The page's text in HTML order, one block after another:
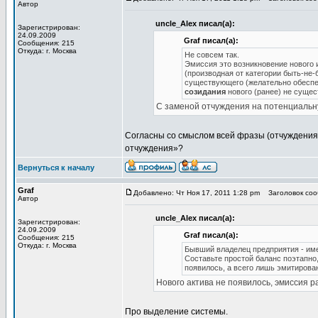
Автор
Зарегистрирован:
24.09.2009
Сообщения: 215
Откуда: г. Москва
uncle_Alex писал(а):
Graf писал(а):
Не совсем так.
Эмиссия это возникновение
(производная от категории быть-
существующего (желательно
созидания нового (ранее) не
С заменой отчуждения на
Согласны со смыслом всей фразы
отчуждения»?
Вернуться к началу
Graf
Автор
Зарегистрирован:
24.09.2009
Сообщения: 215
Откуда: г. Москва
Добавлено: Чт Ноя 17, 2011 1:28 pm Заголовок
uncle_Alex писал(а):
Graf писал(а):
Бывший владелец предприятия -
Составьте простой баланс
появилось, а всего лишь
Нового актива не появилось, эмиссия
Про выделение системы.